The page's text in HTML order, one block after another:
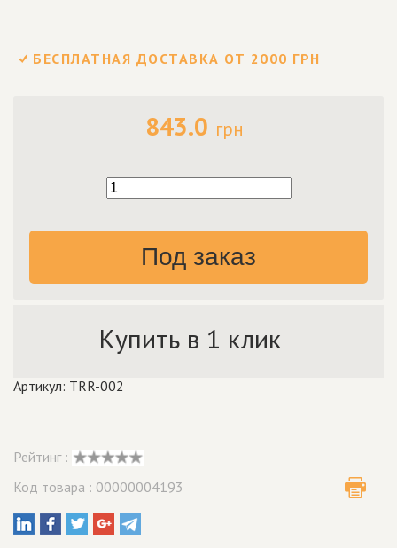
БЕСПЛАТНАЯ ДОСТАВКА ОТ 2000 ГРН
843.0 грн
Под заказ
Купить в 1 клик
Артикул: TRR-002
Рейтинг :
Код товара : 00000004193